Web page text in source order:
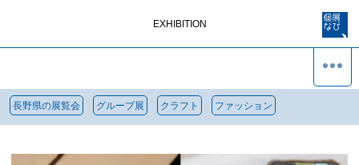
EXHIBITION
長野県の展覧会 グループ展 クラフト ファッション